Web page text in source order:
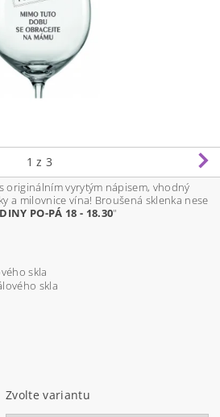
1 z 3
originálním vyrytým nápisem, vhodný
a milovnice vína! Broušená sklenka nese
PO-PÁ 18 - 18.30"
skla
skla
Zvolte variantu